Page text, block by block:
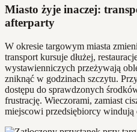
Miasto żyje inaczej:
afterparty
W okresie targowym miasta
transport kursuje dłużej,
wystawienniczych przeżywają
zniknąć w godzinach szczytu.
dostępu do sprawdzonych
frustrację. Wieczorami, zamiast
miejscowi przedsiębiorcy windują